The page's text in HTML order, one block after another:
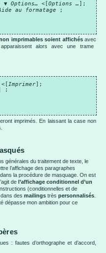
▼ Options… <[ Options … ];
au formatage
;
imprimables soient affichés avec
alors avec une trame
<[Imprimer];
;
imprimés. En laissant la case non
générales du traitement de texte, le
l’affichage des paragraphes
la procédure de masquage. On est
de l’affichage conditionnel d’un
(conditionnelles et de
des mailings très personnalisés
dépasse mon ambition pour ce
: fautes d’orthographe et d’accord,